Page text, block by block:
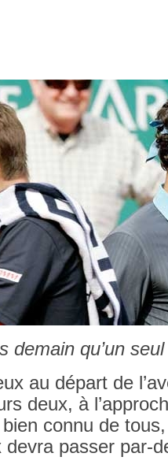
de­main qu’un
au départ de
deux, à
bien connu de
devra pass­er par-